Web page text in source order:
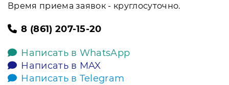
Время приема заявок - круглосуточно.
8 (861) 207-15-20
Написать в WhatsApp
Написать в MAX
Написать в Telegram